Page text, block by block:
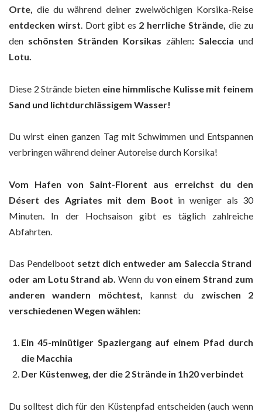
Orte, die du während deiner zweiwöchigen Korsika-Reise
entdecken wirst. Dort gibt es 2 herrliche Strände,die zu
den schönsten Stränden Korsikas zählen: Saleccia und
Lotu.
Diese 2 Strände bieten eine himmlische Kulisse mit feinem
Sand und lichtdurchlässigem Wasser!
Du wirst einen ganzen Tag mit Schwimmen und Entspannen
verbringen während deiner Autoreise durch Korsika!
Vom Hafen von Saint-Florent aus erreichst du den
Désert des Agriates mit dem Boot in weniger als 30
Minuten. In der Hochsaison gibt es täglich zahlreiche
Abfahrten.
Das Pendelboot setzt dich entweder am Saleccia Strand
oder am Lotu Strand ab. Wenn du von einem Strand zum
anderen wandern möchtest, kannst du zwischen 2
verschiedenen Wegen wählen:
Ein 45-minütiger Spaziergang auf einem Pfad durch
die Macchia
Der Küstenweg, der die 2 Strände in 1h20 verbindet
Du solltest dich für den Küstenpfad entscheiden (auch wenn